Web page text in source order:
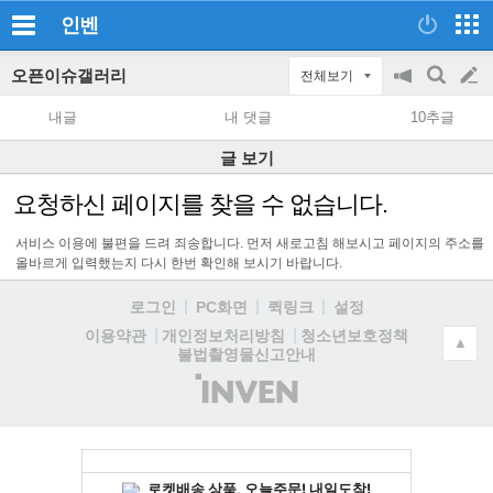
인벤
오픈이슈갤러리 전체보기
공
지
on/off
검
색
글
쓰
기
내글 내 댓글 10추글
글 보기
요청하신 페이지를 찾을 수 없습니다.
서비스 이용에 불편을 드려 죄송합니다. 먼저 새로고침 해보시고 페이지의 주소를
올바르게 입력했는지 다시 한번 확인해 보시기 바랍니다.
로그인 PC화면 퀵링크
설정
이용약관
개인정보처리방침
청소년보호정책
불법촬영물신고안내
(주)
인
▲